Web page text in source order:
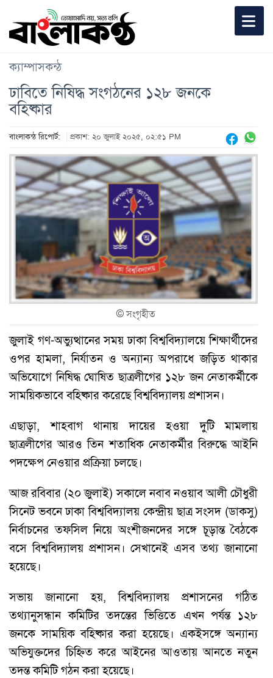
ক্যাম্পাসকন্ঠ
ঢাবিতে নিষিদ্ধ সংগঠনের ১২৮ জনকে
বহিষ্কার
বাংলাকন্ঠ রিপোর্ট: প্রকাশ: ২০ জুলাই ২০২৫, ০২:৫১ PM
©সংগৃহীত
জুলাই গণ-অভ্যুত্থানের সময় ঢাকা বিশ্ববিদ্যালয়ে শিক্ষার্থীদের
ওপর হামলা, নির্যাতন ও অন্যান্য অপরাধে জড়িত থাকার
অভিযোগে নিষিদ্ধ ঘোষিত ছাত্রলীগের ১২৮ জন নেতাকর্মীকে
সাময়িকভাবে বহিষ্কার করেছে বিশ্ববিদ্যালয় প্রশাসন।
এছাড়া, শাহবাগ থানায় দায়ের হওয়া দুটি মামলায়
ছাত্রলীগের আরও তিন শতাধিক নেতাকর্মীর বিরুদ্ধে আইনি
পদক্ষেপ নেওয়ার প্রক্রিয়া চলছে।
আজ রবিবার (২০ জুলাই) সকালে নবাব নওয়াব আলী চৌধুরী
সিনেট ভবনে ঢাকা বিশ্ববিদ্যালয় কেন্দ্রীয় ছাত্র সংসদ (ডাকসু)
নির্বাচনের তফসিল নিয়ে অংশীজনদের সঙ্গে চূড়ান্ত বৈঠকে
বসে বিশ্ববিদ্যালয় প্রশাসন। সেখানেই এসব তথ্য জানানো
হয়েছে।
সভায় জানানো হয়, বিশ্ববিদ্যালয় প্রশাসনের গঠিত
তথ্যানুসন্ধান কমিটির তদন্তের ভিত্তিতে এখন পর্যন্ত ১২৮
জনকে সাময়িক বহিষ্কার করা হয়েছে। একইসঙ্গে অন্যান্য
অভিযুক্তদের চিহ্নিত করে আইনের আওতায় আনতে নতুন
তদন্ত কমিটি গঠন করা হয়েছে।